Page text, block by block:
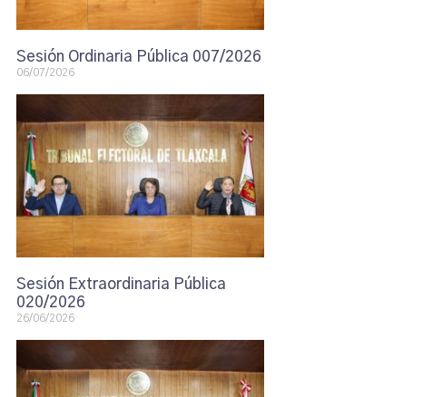
Sesión Ordinaria Pública 007/2026
06/07/2026
Sesión Extraordinaria Pública
020/2026
26/06/2026